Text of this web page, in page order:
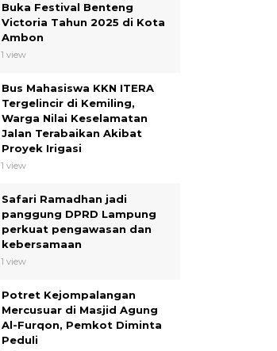
Buka Festival Benteng
Victoria Tahun 2025 di Kota
Ambon
1 view
Bus Mahasiswa KKN ITERA
Tergelincir di Kemiling,
Warga Nilai Keselamatan
Jalan Terabaikan Akibat
Proyek Irigasi
1 view
Safari Ramadhan jadi
panggung DPRD Lampung
perkuat pengawasan dan
kebersamaan
1 view
Potret Kejompalangan
Mercusuar di Masjid Agung
Al-Furqon, Pemkot Diminta
Peduli